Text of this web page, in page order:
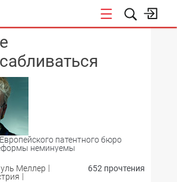
патентного бюро
неминуемы
Меллер
652 прочтения